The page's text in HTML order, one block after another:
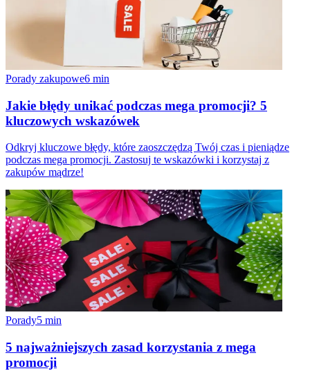
Porady zakupowe6 min
Jakie błędy unikać podczas mega promocji? 5
kluczowych wskazówek
Odkryj kluczowe błędy, które zaoszczędzą Twój czas i pieniądze
podczas mega promocji. Zastosuj te wskazówki i korzystaj z
zakupów mądrze!
Porady5 min
5 najważniejszych zasad korzystania z mega
promocji